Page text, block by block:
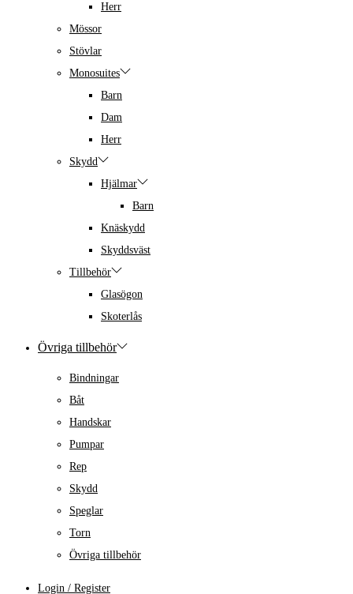
Herr
Mössor
Stövlar
Monosuites
Barn
Dam
Herr
Skydd
Hjälmar
Barn
Knäskydd
Skyddsväst
Tillbehör
Glasögon
Skoterlås
Övriga tillbehör
Bindningar
Båt
Handskar
Pumpar
Rep
Skydd
Speglar
Torn
Övriga tillbehör
Login / Register